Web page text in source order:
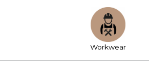
Workwear